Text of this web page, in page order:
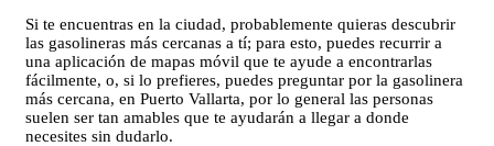
Si te encuentras en la ciudad, probablemente quieras descubrir
las gasolineras más cercanas a tí; para esto, puedes recurrir a
una aplicación de mapas móvil que te ayude a encontrarlas
fácilmente, o, si lo prefieres, puedes preguntar por la gasolinera
más cercana, en Puerto Vallarta, por lo general las personas
suelen ser tan amables que te ayudarán a llegar a donde
necesites sin dudarlo.